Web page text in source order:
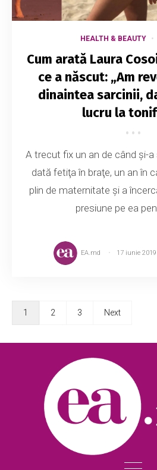
HEALTH & BEAUTY
Cum arată Laura
ce a născut: „Am
dinaintea sarcinii,
lucru la
A trecut fix un an de când şi-
dată fetiţa în braţe, un an în
plin de maternitate şi a
presiune pe ea
EA.md 17 iunie 2019
1 2 3 Next